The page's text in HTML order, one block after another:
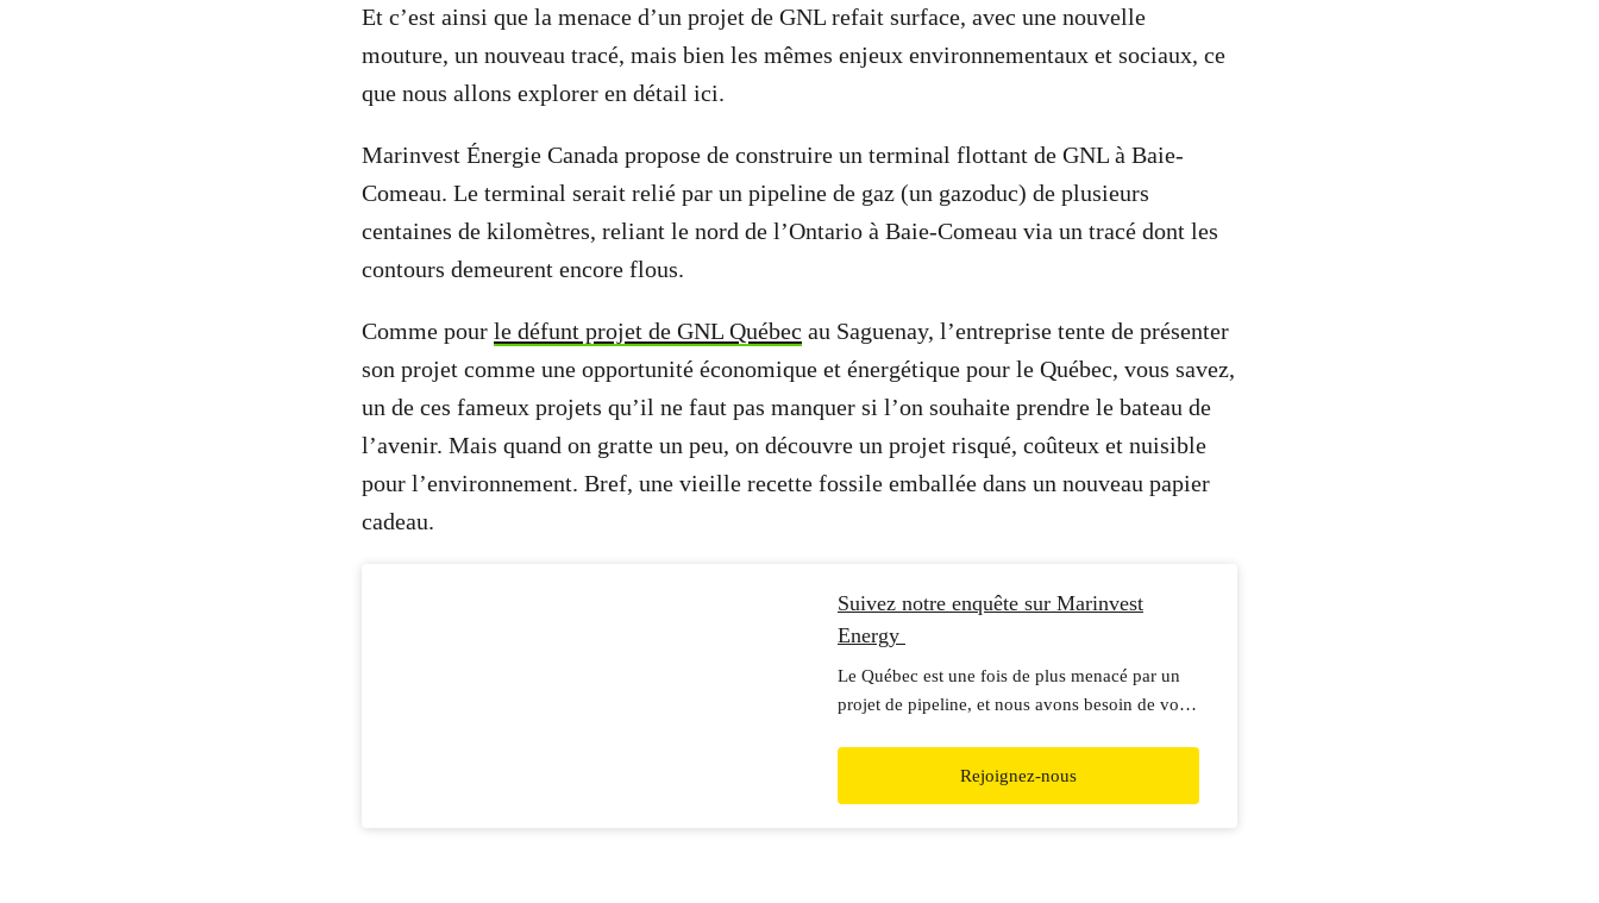
Et c’est ainsi que la menace d’un projet de GNL refait surface, avec une nouvelle
mouture, un nouveau tracé, mais bien les mêmes enjeux environnementaux et sociaux, ce
que nous allons explorer en détail ici.
Marinvest Énergie Canada propose de construire un terminal flottant de GNL à Baie-
Comeau. Le terminal serait relié par un pipeline de gaz (un gazoduc) de plusieurs
centaines de kilomètres, reliant le nord de l’Ontario à Baie-Comeau via un tracé dont les
contours demeurent encore flous.
Comme pour le défunt projet de GNL Québec au Saguenay, l’entreprise tente de présenter
son projet comme une opportunité économique et énergétique pour le Québec, vous savez,
un de ces fameux projets qu’il ne faut pas manquer si l’on souhaite prendre le bateau de
l’avenir. Mais quand on gratte un peu, on découvre un projet risqué, coûteux et nuisible
pour l’environnement. Bref, une vieille recette fossile emballée dans un nouveau papier
cadeau.
Suivez notre enquête sur Marinvest
Energy
Le Québec est une fois de plus menacé par un
projet de pipeline, et nous avons besoin de vous
Rejoignez-nous